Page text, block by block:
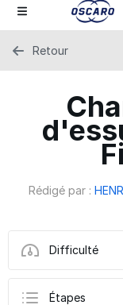
Rédigé par :
Difficulté
Étapes
Retour